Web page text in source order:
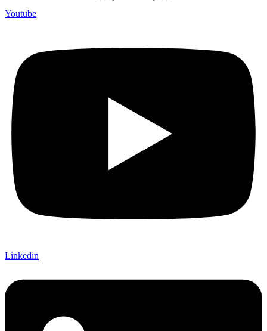
Youtube
Linkedin